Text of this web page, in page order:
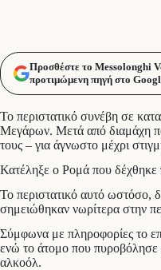
Προσθέστε το Messolonghi
προτιμώμενη πηγή στο
Το περιστατικό συνέβη σε
Μεγάρων. Μετά από διαμάχη
τους – για άγνωστο μέχρι
Κατέληξε ο Ρομά που
Το περιστατικό αυτό ωστόσο,
σημειώθηκαν νωρίτερα στην
Σύμφωνα με πληροφορίες το
ενώ το άτομο που πυροβόλησε
αλκοόλ.